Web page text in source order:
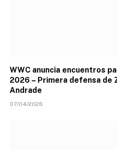
WWC anuncia encuentros
2026 – Primera defensa de
Andrade
07/04/2026